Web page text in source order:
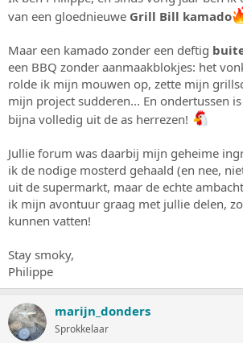
t
r
t
e
r
m
van een gloednieuwe Grill Bill kamado
Maar een kamado zonder een deftig
een BBQ zonder aanmaakblokjes: het
rolde ik mijn mouwen op, zette mijn
mijn project sudderen... En ondertussen
bijna volledig uit de as herrezen!
Jullie forum was daarbij mijn geheime
ik de nodige mosterd gehaald (en nee,
uit de supermarkt, maar de echte
ik mijn avontuur graag met jullie delen,
kunnen vatten!
Stay smoky,
Philippe
marijn_donders
Sprokkelaar